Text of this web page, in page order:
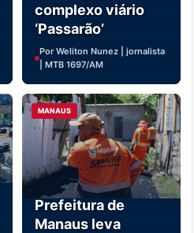
complexo viário
‘Passarão’
Por Weliton Nunez | jornalista
| MTB 1697/AM
MANAUS
Prefeitura de
Manaus leva